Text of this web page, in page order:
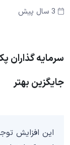
3 سال پیش
سرمایه گذاران
جایگزین بهتر